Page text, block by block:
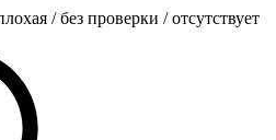
/ без проверки / отсутствует